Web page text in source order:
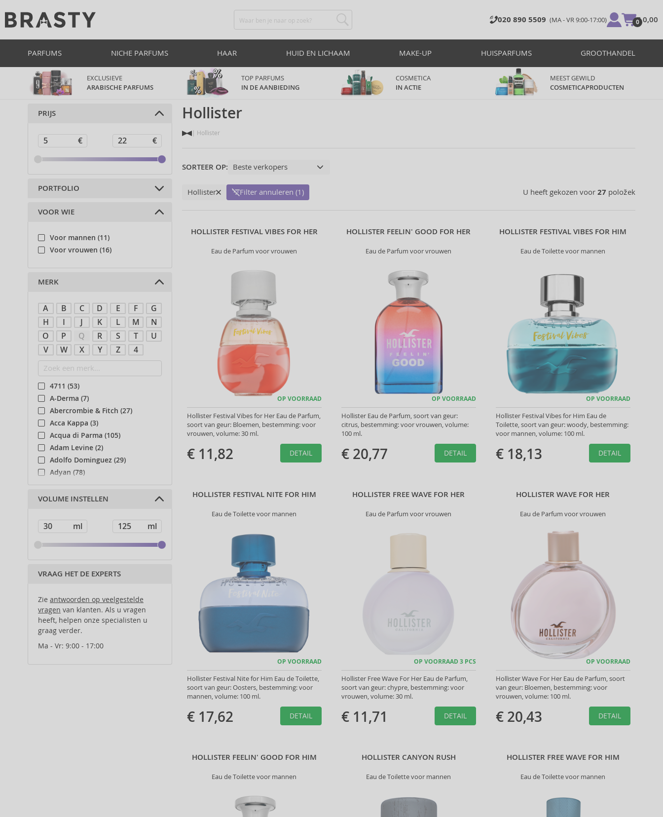
020 890 5509 (MA - VR 9:00-17:00) 0
€ 0,00
PARFUMS NICHE PARFUMS HAAR HUID EN LICHAAM MAKE-UP HUISPARFUMS GROOTHANDEL
EXCLUSIEVE
ARABISCHE PARFUMS
TOP PARFUMS
IN DE AANBIEDING
COSMETICA
IN ACTIE
MEEST GEWILD
COSMETICAPRODUCTEN
Hollister
Hollister
SORTEER OP:
U heeft gekozen voor 27 položek
Hollister Filter annuleren (1)
HOLLISTER FESTIVAL VIBES FOR HER
Eau de Parfum voor vrouwen
OP VOORRAAD
Hollister Festival Vibes for Her Eau de Parfum,
soort van geur: Bloemen, bestemming: voor
vrouwen, volume: 30 ml.
€ 11,82 DETAIL
HOLLISTER FEELIN' GOOD FOR HER
Eau de Parfum voor vrouwen
OP VOORRAAD
Hollister Eau de Parfum, soort van geur:
citrus, bestemming: voor vrouwen, volume:
100 ml.
€ 20,77 DETAIL
HOLLISTER FESTIVAL VIBES FOR HIM
Eau de Toilette voor mannen
OP VOORRAAD
Hollister Festival Vibes for Him Eau de
Toilette, soort van geur: woody, bestemming:
voor mannen, volume: 100 ml.
€ 18,13 DETAIL
HOLLISTER FESTIVAL NITE FOR HIM
Eau de Toilette voor mannen
OP VOORRAAD
Hollister Festival Nite for Him Eau de Toilette,
soort van geur: Oosters, bestemming: voor
mannen, volume: 100 ml.
€ 17,62 DETAIL
HOLLISTER FREE WAVE FOR HER
Eau de Parfum voor vrouwen
OP VOORRAAD 3 PCS
Hollister Free Wave For Her Eau de Parfum,
soort van geur: chypre, bestemming: voor
vrouwen, volume: 30 ml.
€ 11,71 DETAIL
HOLLISTER WAVE FOR HER
Eau de Parfum voor vrouwen
OP VOORRAAD
Hollister Wave For Her Eau de Parfum, soort
van geur: Bloemen, bestemming: voor
vrouwen, volume: 100 ml.
€ 20,43 DETAIL
HOLLISTER FEELIN' GOOD FOR HIM
Eau de Toilette voor mannen
HOLLISTER CANYON RUSH
Eau de Toilette voor mannen
HOLLISTER FREE WAVE FOR HIM
Eau de Toilette voor mannen
PRIJS
PORTFOLIO
Parfums (27)
VOOR WIE
Voor mannen (11)
Voor vrouwen (16)
MERK
A B C D E F
G
H
I J K L M
N
O
P Q R S T
U
V
W X Y Z 4
4711 (53)
A-Derma (7)
Abercrombie & Fitch (27)
Acca Kappa (3)
Acqua di Parma (105)
Adam Levine (2)
Adolfo Dominguez (29)
Adyan (78)
Affinage (1)
Afnan (83)
Ahava (49)
Aigner (41)
Ajmal (87)
Al Haramain (178)
Al Wataniah (79)
Alcina (156)
Alexander McQueen (2)
Alexandre.J (31)
Alfaparf Milano (175)
Alfred Sung (7)
VOLUME INSTELLEN
VRAAG HET DE EXPERTS
Zie antwoorden op veelgestelde
vragen van klanten. Als u vragen
heeft, helpen onze specialisten u
graag verder.
Ma - Vr: 9:00 - 17:00